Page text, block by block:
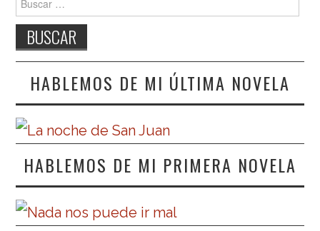
HABLEMOS DE MI ÚLTIMA NOVELA
HABLEMOS DE MI PRIMERA NOVELA